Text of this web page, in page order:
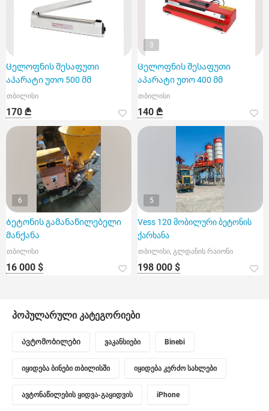
Ცელოფნის შესაფუთი
აპარატი უთო 500 მმ
თბილისი
170 ₾
3
Ცელოფნის შესაფუთი
აპარატი უთო 400 მმ
თბილისი
140 ₾
6
Ბეტონის გამანაწილებელი
მანქანა
თბილისი
16 000 $
5
Vess 120 მობილური ბეტონის
ქარხანა
თბილისი, გლდანის რაიონი
198 000 $
პოპულარული კატეგორიები
Ავტომობილები ვაკანსიები Binebi
იყიდება ბინები თბილისში იყიდება კერძო სახლები
ავტონაწილების ყიდვა-გაყიდვის iPhone